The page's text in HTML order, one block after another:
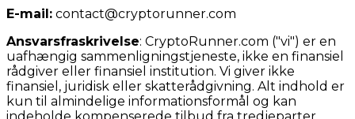
E-mail: contact@cryptorunner.com
Ansvarsfraskrivelse: CryptoRunner.com ("vi") er en
uafhængig sammenligningstjeneste, ikke en finansiel
rådgiver eller finansiel institution. Vi giver ikke
finansiel, juridisk eller skatterådgivning. Alt indhold er
kun til almindelige informationsformål og kan
indeholde kompenserede tilbud fra tredjeparter.